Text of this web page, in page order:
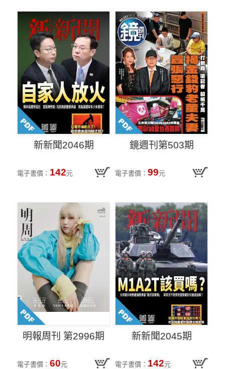
新新聞2046期
電子書價： 142元
鏡週刊第503期
電子書價： 99元
明報周刊 第2996期
電子書價： 60元
新新聞2045期
電子書價： 142元